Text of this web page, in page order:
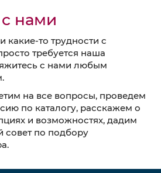
нами
какие-то трудности с
требуется наша
с нами любым
на все вопросы, проведем
по каталогу, расскажем о
и возможностях, дадим
совет по подбору